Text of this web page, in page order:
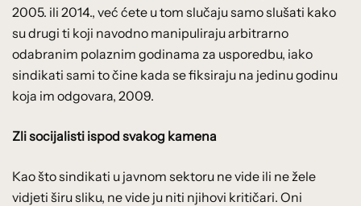
2005. ili 2014., već ćete u tom slučaju samo slušati kako
su drugi ti koji navodno manipuliraju arbitrarno
odabranim polaznim godinama za usporedbu, iako
sindikati sami to čine kada se fiksiraju na jedinu godinu
koja im odgovara, 2009.
Zli socijalisti ispod svakog kamena
Kao što sindikati u javnom sektoru ne vide ili ne žele
vidjeti širu sliku, ne vide ju niti njihovi kritičari. Oni